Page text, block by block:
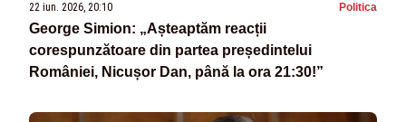
22 iun. 2026, 20:10 Politica
George Simion: „Așteaptăm reacții
corespunzătoare din partea președintelui
României, Nicușor Dan, până la ora 21:30!”